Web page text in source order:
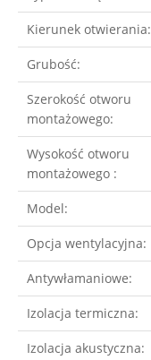
Kierunek otwierania:
Grubość:
Szerokość otworu
montażowego:
Wysokość otworu
montażowego :
Model:
Opcja wentylacyjna:
Antywłamaniowe:
Izolacja termiczna:
Izolacja akustyczna: